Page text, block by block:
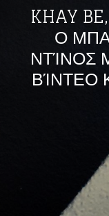
KHAY
Ο
ΝΤΊΝΟΣ
ΒΊΝΤΕΟ